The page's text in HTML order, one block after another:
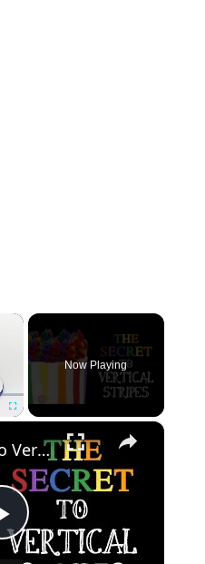
×
Now Playing
×
Play Video
THE SECRET to Vertical Stripes